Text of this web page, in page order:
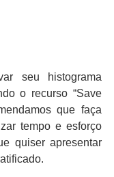
seu histograma
o recurso “Save
que faça
tempo e esforço
quiser apresentar